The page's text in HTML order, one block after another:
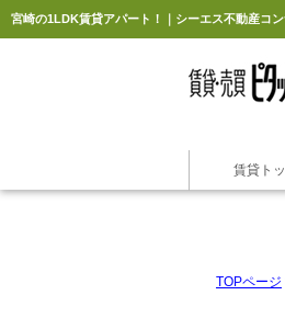
宮崎の1LDK賃貸アパート！｜シーエス不動産コ
賃貸ト
TOPページ